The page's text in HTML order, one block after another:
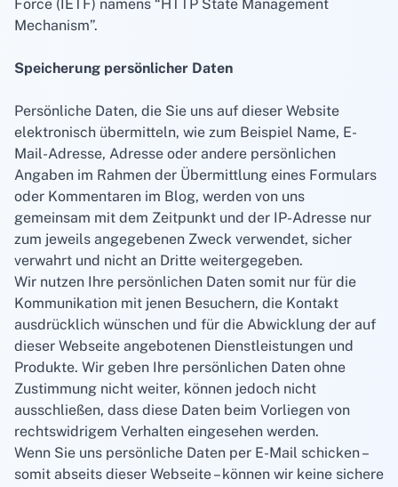
Force (IETF) namens “HTTP State Management
Mechanism”.
Speicherung persönlicher Daten
Persönliche Daten, die Sie uns auf dieser Website
elektronisch übermitteln, wie zum Beispiel Name, E-
Mail-Adresse, Adresse oder andere persönlichen
Angaben im Rahmen der Übermittlung eines Formulars
oder Kommentaren im Blog, werden von uns
gemeinsam mit dem Zeitpunkt und der IP-Adresse nur
zum jeweils angegebenen Zweck verwendet, sicher
verwahrt und nicht an Dritte weitergegeben.
Wir nutzen Ihre persönlichen Daten somit nur für die
Kommunikation mit jenen Besuchern, die Kontakt
ausdrücklich wünschen und für die Abwicklung der auf
dieser Webseite angebotenen Dienstleistungen und
Produkte. Wir geben Ihre persönlichen Daten ohne
Zustimmung nicht weiter, können jedoch nicht
ausschließen, dass diese Daten beim Vorliegen von
rechtswidrigem Verhalten eingesehen werden.
Wenn Sie uns persönliche Daten per E-Mail schicken –
somit abseits dieser Webseite – können wir keine sichere